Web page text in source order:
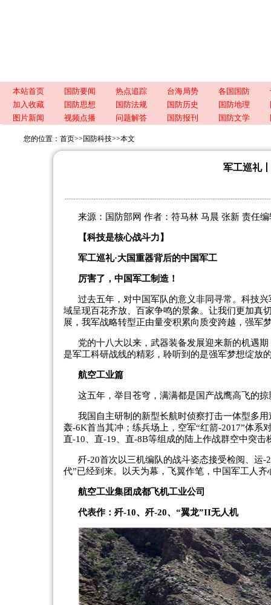
本站首页 国防要闻 热点追踪 台海局势 各国国防
加入收藏
国防思想 国防法规 国防历史 国防地理
图片新闻
视频点播 问题解答 国防报刊 国防文学
您的位置： 首页>> 国防科技>>本文
军工巡礼
来源：国防部网 作者：符马林 马晨 张新 责任
【科技是核心战斗力】
军工巡礼·大国重器背后的中国军工
厉害了，中国军工制造！
过去五年，对中国军队的意义非同寻常。科技
域呈现百花齐放、百家争鸣的景象。让我们更加真
展，我军战略转型正由量变积累向质变跨越，强军
党的十八大以来，武器装备发展迎来新的机遇
是军工科研战线的精彩，聆听到的是强军梦想绽放
航空工业篇
这五年，举目苍穹，满满都是国产战鹰高飞的
我国自主研制的新型长航时侦察打击一体型多
轰-6K首当其冲；练兵场上，空军“红箭-2017”体系
直-10、直-19、直-8B等组成的陆上作战群空中突
歼-20首次以三机编队的战斗姿态接受检阅、
代”已经到来。以天为幕，飞翼作笔，中国军工人
航空工业集团成都飞机工业公司
代表作：歼-10、歼-20、“翼龙”II无人机